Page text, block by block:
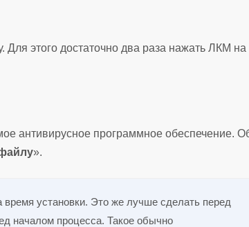
Для этого достаточно два раза нажать ЛКМ на
антивирусное программное обеспечение.
».
установки. Это же лучше сделать перед
началом процесса. Такое обычно